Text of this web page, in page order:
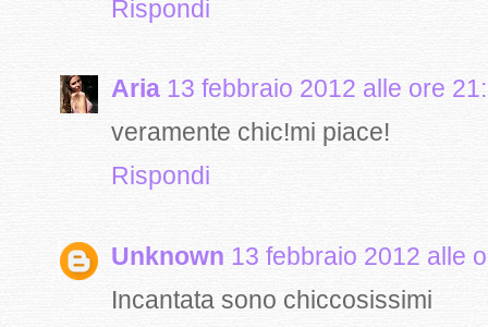
Rispondi
Aria 13 febbraio 2012 alle ore
veramente chic!mi piace!
Rispondi
Unknown 13 febbraio 2012 alle
Incantata sono chiccosissimi